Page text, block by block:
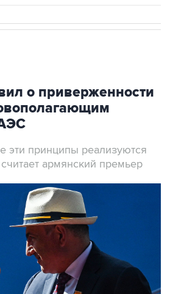
о приверженности
эти принципы реализуются
армянский премьер